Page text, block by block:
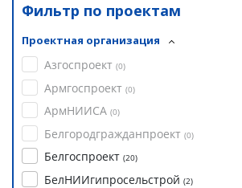
Фильтр по проектам
Проектная организация
Азгоспроект (0)
Армгоспроект (0)
АрмНИИСА (0)
Белгородгражданпроект (0)
Белгоспроект (20)
БелНИИгипросельстрой (2)